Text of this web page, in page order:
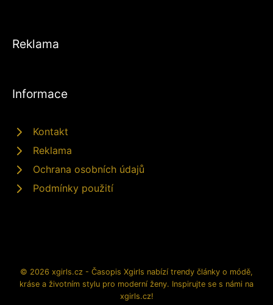
Reklama
Informace
Kontakt
Reklama
Ochrana osobních údajů
Podmínky použití
© 2026 xgirls.cz - Časopis Xgirls nabízí trendy články o módě,
kráse a životním stylu pro moderní ženy. Inspirujte se s námi na
xgirls.cz!